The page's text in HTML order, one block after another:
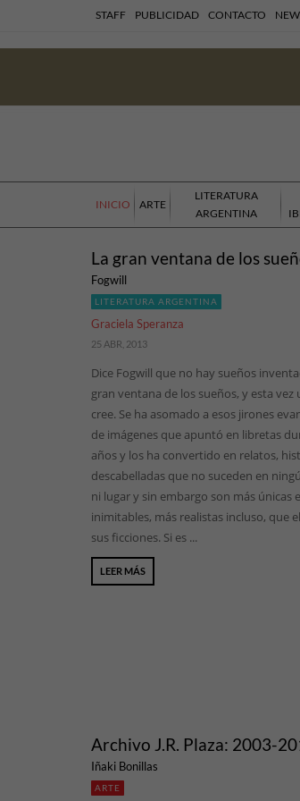
STAFF PUBLICIDAD CONTACTO
INICIO ARTE
LITERATURA
ARGENTINA
La gran ventana de los
Fogwill
LITERATURA ARGENTINA
Graciela Speranza
25 ABR, 2013
Dice Fogwill que no hay sueños
gran ventana de los sueños, y esta vez
cree. Se ha asomado a esos jirones
de imágenes que apuntó en libretas
años y los ha convertido en relatos,
descabelladas que no suceden en
ni lugar y sin embargo son más únicas e
inimitables, más realistas incluso, que
sus ficciones. Si es ...
LEER MÁS
Archivo J.R. Plaza: 2003-
Iñaki Bonillas
ARTE